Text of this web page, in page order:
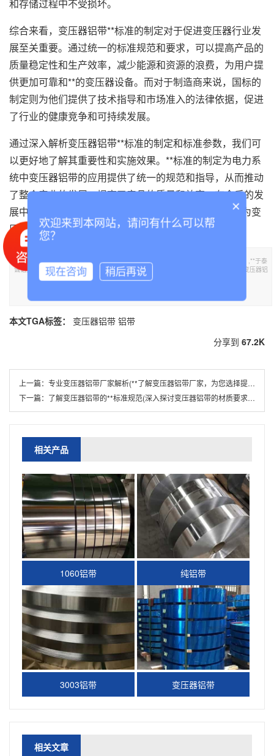
和存储过程中不受损坏。
综合来看，变压器铝带**标准的制定对于促进变压器行业发
展至关重要。通过统一的标准规范和要求，可以提高产品的
质量稳定性和生产效率，减少能源和资源的浪费，为用户提
供更加可靠和**的变压器设备。而对于制造商来说，国标的
制定则为他们提供了技术指导和市场准入的法律依据，促进
了行业的健康竞争和可持续发展。
通过深入解析变压器铝带**标准的制定和标准参数，我们可
以更好地了解其重要性和实施效果。**标准的制定为电力系
统中变压器铝带的应用提供了统一的规范和指导，从而推动
了整个产业的发展，提高了产品的质量和效率。在今后的发
展中，我们期待**标准能与时俱进，不断修订和完善，为变
压器铝带的进一步发展和创新提供坚实的基础。
本文标题《变压器铝带**标准是什么？(探索变压器铝带**标准的制定与标准参数解读)》,**于泰
诚铝业官网。转载请注明出处：https://www.tclvban.com//lvdainews/333.html，需要变压器铝
带,铝带可联系我们！
本文TGA标签： 变压器铝带 铝带
分享到 67.2K
上一篇： 专业变压器铝带厂家解析(**了解变压器铝带厂家，为您选择提供指引)
下一篇： 了解变压器铝带的**标准规范(深入探讨变压器铝带的材质要求和生产标准)
相关产品
1060铝带 纯铝带
3003铝带 变压器铝带
相关文章
×
欢迎来到本网站，请问有什么可以帮
您？
现在咨询 稍后再说